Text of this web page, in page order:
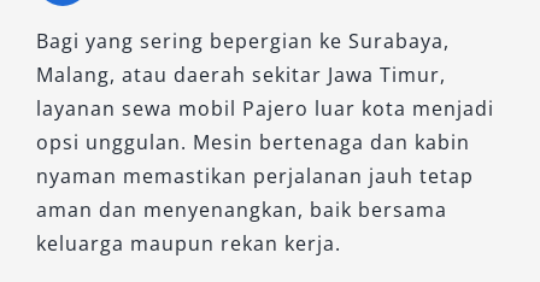
Bagi yang sering bepergian ke Surabaya,
Malang, atau daerah sekitar Jawa Timur,
layanan sewa mobil Pajero luar kota menjadi
opsi unggulan. Mesin bertenaga dan kabin
nyaman memastikan perjalanan jauh tetap
aman dan menyenangkan, baik bersama
keluarga maupun rekan kerja.